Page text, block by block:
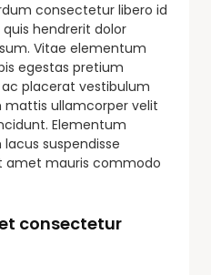
consectetur libero id
hendrerit dolor
Vitae elementum
egestas pretium
placerat vestibulum
mattis ullamcorper velit
Elementum
suspendisse
amet mauris commodo
consectetur